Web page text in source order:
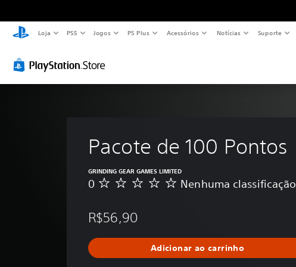
Loja PS5 Jogos PS Plus Acessórios Notícias Suporte
Pacote de 100 Pontos
GRINDING GEAR GAMES LIMITED
N
h
m
a
0 Nenhuma classificação
R$56,90
Adicionar ao carrinho